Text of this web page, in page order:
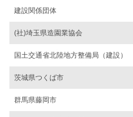
建設関係団体
(社)埼玉県造園業協会
国土交通省北陸地方整備局（建設）
茨城県つくば市
群馬県藤岡市